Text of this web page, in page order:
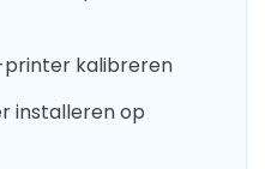
printer kalibreren
installeren op